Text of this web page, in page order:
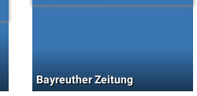
Bayreuther Zeitung